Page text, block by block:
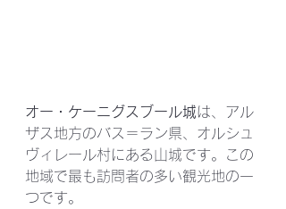
オー・ケーニグスブール城は、アル
ザス地方のバス＝ラン県、オルシュ
ヴィレール村にある山城です。この
地域で最も訪問者の多い観光地の一
つです。